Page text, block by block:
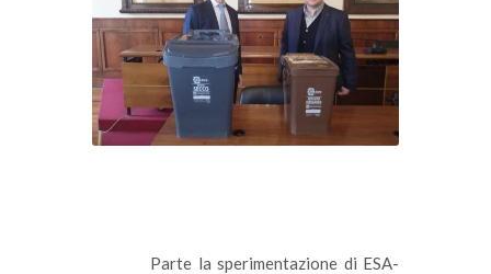
Parte la sperimentazione di ESA-